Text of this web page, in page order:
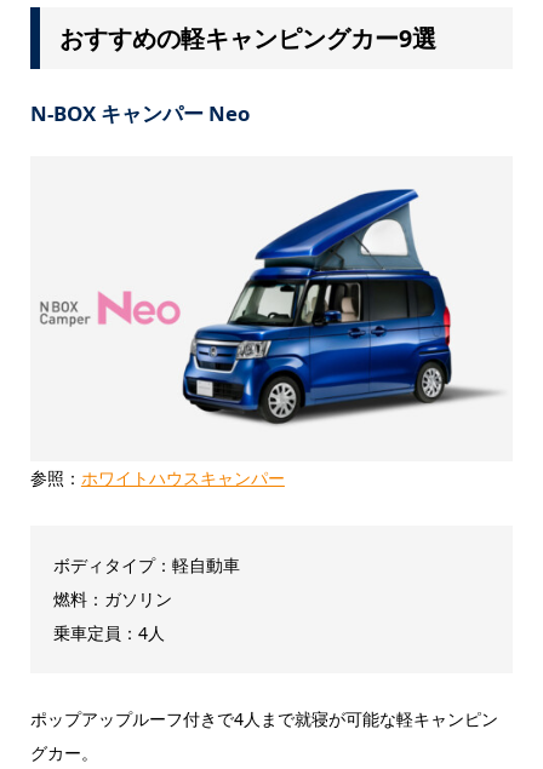
おすすめの軽キャンピングカー9選
N-BOX キャンパー Neo
参照： ホワイトハウスキャンパー
ボディタイプ：軽自動車
燃料：ガソリン
乗車定員：4人
ポップアップルーフ付きで4人まで就寝が可能な軽キャンピン
グカー。